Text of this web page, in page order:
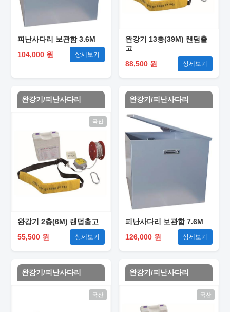
피난사다리 보관함 3.6M
104,000 원
상세보기
완강기 13층(39M) 랜덤출
고
88,500 원
상세보기
완강기/피난사다리
국산
완강기 2층(6M) 랜덤출고
55,500 원
상세보기
완강기/피난사다리
피난사다리 보관함 7.6M
126,000 원
상세보기
완강기/피난사다리
국산
완강기/피난사다리
국산